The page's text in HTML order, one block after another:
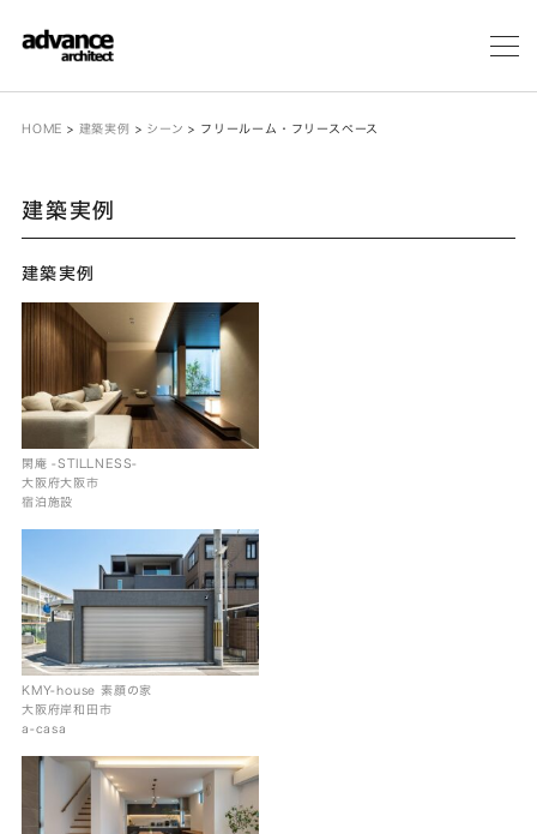
メ
HOME > 建築実例 > シーン > フリールーム・フリースペース
建築実例
建築実例
閑庵 -STILLNESS-
大阪府大阪市
宿泊施設
KMY-house 素顔の家
大阪府岸和田市
a-casa